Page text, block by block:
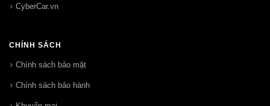
CyberCar.vn
CHÍNH SÁCH
Chính sách bảo mật
Chính sách bảo hành